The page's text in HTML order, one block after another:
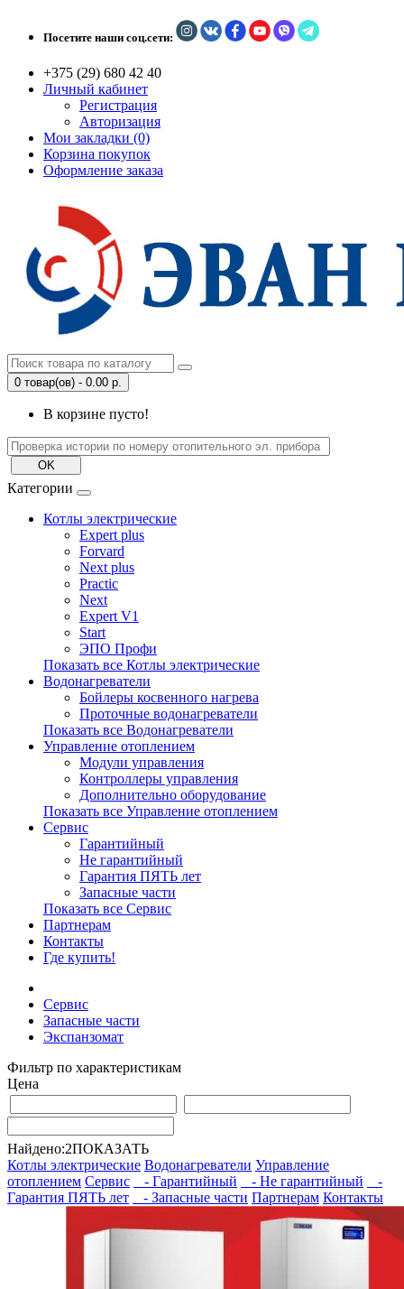
Посетите наши соц.сети:
+375 (29) 680 42 40
Личный кабинет
Регистрация
Авторизация
Мои закладки (0)
Корзина покупок
Оформление заказа
0 товар(ов) - 0.00 р.
В корзине пусто!
Категории
Котлы электрические
Expert plus
Forvard
Next plus
Practic
Next
Expert V1
Start
ЭПО Профи
Показать все Котлы электрические
Водонагреватели
Бойлеры косвенного нагрева
Проточные водонагреватели
Показать все Водонагреватели
Управление отоплением
Модули управления
Контроллеры управления
Дополнительно оборудование
Показать все Управление отоплением
Сервис
Гарантийный
Не гарантийный
Гарантия ПЯТЬ лет
Запасные части
Показать все Сервис
Партнерам
Контакты
Где купить!
Сервис
Запасные части
Экспанзомат
Фильтр по характеристикам
Цена
Найдено:2ПОКАЗАТЬ
Котлы электрические Водонагреватели Управление
отоплением Сервис - Гарантийный - Не гарантийный
-
Гарантия ПЯТЬ лет
- Запасные части Партнерам Контакты